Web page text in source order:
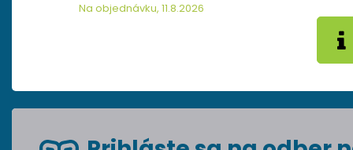
Na objednávku, 11.8.2026